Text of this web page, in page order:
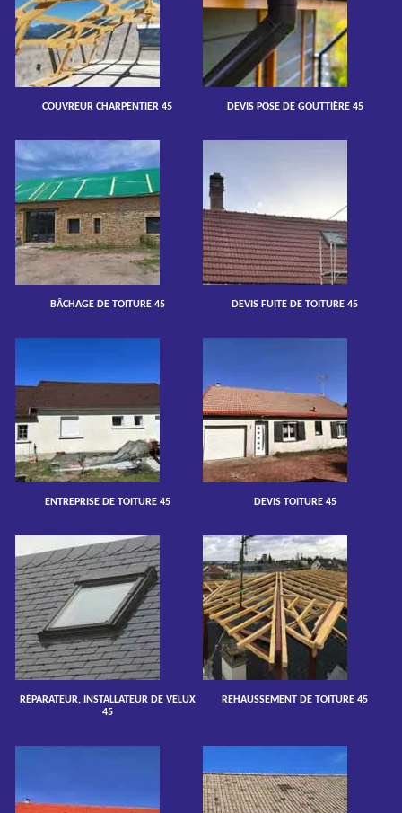
COUVREUR CHARPENTIER 45 DEVIS POSE DE GOUTTIÈRE 45
BÂCHAGE DE TOITURE 45 DEVIS FUITE DE TOITURE 45
ENTREPRISE DE TOITURE 45 DEVIS TOITURE 45
RÉPARATEUR, INSTALLATEUR DE VELUX
45
REHAUSSEMENT DE TOITURE 45